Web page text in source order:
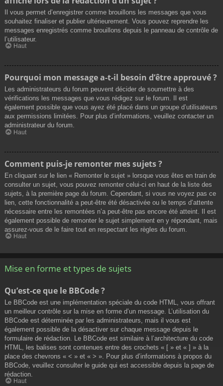
Il vous permet d’enregistrer comme brouillons les messages que vous
souhaitez finaliser et publier ultérieurement. Vous pouvez reprendre les
messages enregistrés comme brouillons depuis le panneau de contrôle de
l’utilisateur.
Haut
Pourquoi mon message a-t-il besoin d’être approuvé ?
Les administrateurs du forum peuvent décider de soumettre à des
vérifications les messages que vous rédigez sur le forum. Il est
également possible que vous ayez été placé dans un groupe d’utilisateurs
aux permissions limitées. Pour plus d’informations, veuillez contacter un
administrateur du forum.
Haut
Comment puis-je remonter mes sujets ?
En cliquant sur le lien « Remonter le sujet » lorsque vous êtes en train de
consulter un sujet, vous pouvez remonter celui-ci en haut de la liste des
sujets, à la première page du forum. Cependant, si vous ne voyez pas ce
lien, cette fonctionnalité a peut-être été désactivée ou le temps d’attente
nécessaire entre les remontées n’a peut-être pas encore été atteint. Il est
également possible de remonter le sujet simplement en y répondant, mais
assurez-vous de le faire tout en respectant les règles du forum.
Haut
Mise en forme et types de sujets
Qu’est-ce que le BBCode ?
Le BBCode est une implémentation spéciale du code HTML, vous offrant
un meilleur contrôle sur la mise en forme d’un message. L’utilisation du
BBCode est déterminée par les administrateurs, mais il vous est
également possible de la désactiver sur chaque message depuis le
formulaire de rédaction. Le BBCode est similaire à l’architecture du code
HTML, les balises sont contenues entre des crochets « [ » et « ] » à la
place des chevrons « < » et « > ». Pour plus d’informations à propos du
BBCode, veuillez consulter le guide qui est accessible depuis la page de
rédaction.
Haut